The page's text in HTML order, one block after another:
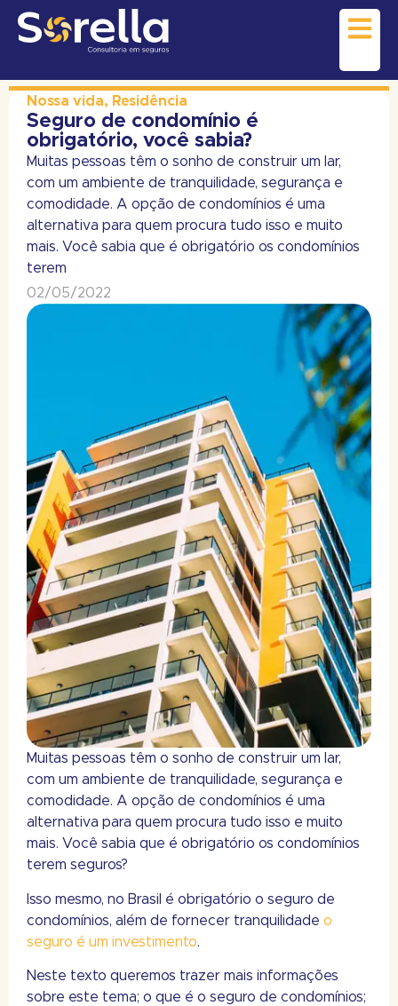
Nossa vida, Residência
Seguro de condomínio é
obrigatório, você sabia?
Muitas pessoas têm o sonho de construir um lar,
com um ambiente de tranquilidade, segurança e
comodidade. A opção de condomínios é uma
alternativa para quem procura tudo isso e muito
mais. Você sabia que é obrigatório os condomínios
terem
02/05/2022
Muitas pessoas têm o sonho de construir um lar,
com um ambiente de tranquilidade, segurança e
comodidade. A opção de condomínios é uma
alternativa para quem procura tudo isso e muito
mais. Você sabia que é obrigatório os condomínios
terem seguros?
Isso mesmo, no Brasil é obrigatório o seguro de
condomínios, além de fornecer tranquilidade o
seguro é um investimento.
Neste texto queremos trazer mais informações
sobre este tema; o que é o seguro de condomínios;